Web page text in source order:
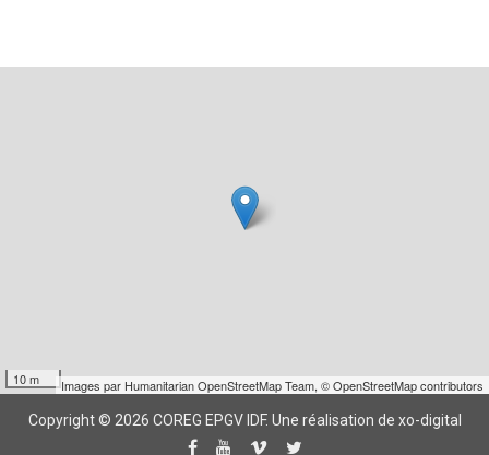
10 m Images par Humanitarian OpenStreetMap Team, © OpenStreetMap contributors
Copyright © 2026 COREG EPGV IDF. Une réalisation de xo-digital